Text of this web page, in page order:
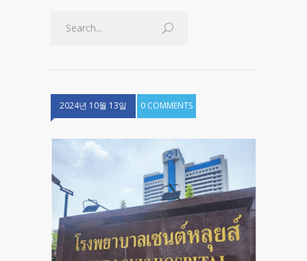
2024년 10월 13일 0 COMMENTS